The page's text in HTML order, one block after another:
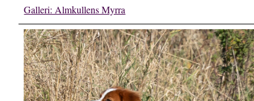
Galleri: Almkullens Myrra